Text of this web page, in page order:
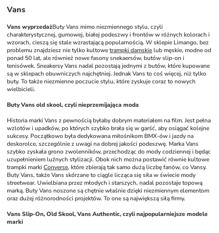
Vans
Vans wyprzedażButy Vans mimo niezmiennego stylu, czyli
charakterystycznej, gumowej, białej podeszwy i frontów w różnych kolorach i
wzorach, cieszą się stale wzrastającą popularnością. W sklepie Limango, bez
problemu znajdziesz nie tylko kultowe trampki damskie lub męskie, modne od
ponad 50 lat, ale również nowe fasony snekaersów, butów slip-on i
tenisówek. Sneakersy Vans nadal pozostają jednymi z butów, które kupowane
są w sklepach obuwniczych najchętniej. Jednak Vans to coś więcej, niż tylko
buty. To także niezmienne poczucie stylu, które zyskuje coraz to nowych
wielbicieli.
Buty Vans old skool, czyli nieprzemijająca moda
Historia marki Vans z pewnością byłaby dobrym materiałem na film. Jest pełna
wzlotów i upadków, po których szybko brała się w garść, aby osiągać kolejne
sukcesy. Początkowo była dedykowana miłośnikom BMX-ów i jazdy na
deskorolce, szczególnie z uwagi na dobrej jakości podeszwę. Marka Vans
szybko zyskała grono zwolenników, przechodząc do mody codziennej i będąc
uzupełnieniem luźnych stylizacji. Obok nich można postawić równie kultowe
trampki marki Converse, które zbierają tak samo dużą liczbę fanów, co Vansy.
Buty Vans, także Vans skórzane to ciągle licząca się siła w świecie mody
streetwear. Uwielbiana przez młodych i starszych, nadal pozostaje topową
marką. Buty Vans noszone są chętnie właśnie dzięki niezmiennym elementom
oraz dużej różnorodności projektów. To one są największą siłą firmy.
Vans Slip-On, Old Skool, Vans Authentic, czyli najpopularniejsze modele
marki